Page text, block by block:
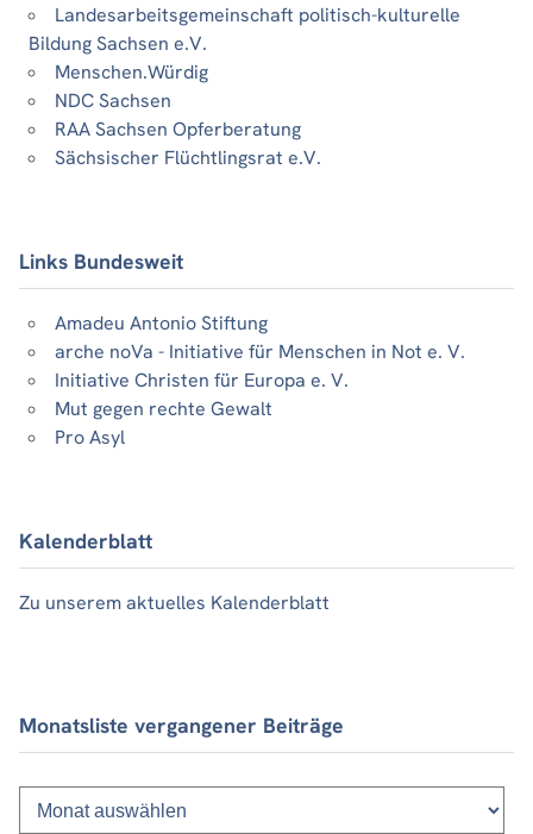
Landesarbeitsgemeinschaft politisch-kulturelle
Bildung Sachsen e.V.
Menschen.Würdig
NDC Sachsen
RAA Sachsen Opferberatung
Sächsischer Flüchtlingsrat e.V.
Links Bundesweit
Amadeu Antonio Stiftung
arche noVa - Initiative für Menschen in Not e. V.
Initiative Christen für Europa e. V.
Mut gegen rechte Gewalt
Pro Asyl
Kalenderblatt
Zu unserem aktuelles Kalenderblatt
Monatsliste vergangener Beiträge
Monatsliste
vergangener
Beiträge